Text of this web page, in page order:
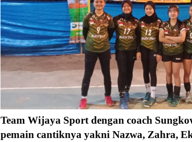
Team Wijaya Sport dengan coach
pemain cantiknya yakni Nazwa, Zahra,